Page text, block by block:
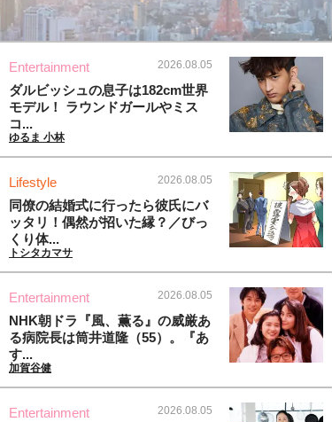
Entertainment 2026.08.05
ダルビッシュの息子は182cm世界
モデル！ ラウンドガールやミス
コ...
ゆるま 小林
Lifestyle 2026.08.05
同僚の結婚式に行ったら彼氏にバ
ッタリ！偶然が招いた縁？／びっ
くり体...
トシタカマサ
Entertainment 2026.08.05
NHK朝ドラ『風、薫る』の威厳あ
る病院長は筒井道隆（55）。『あ
す...
加賀谷健
Entertainment 2026.08.05